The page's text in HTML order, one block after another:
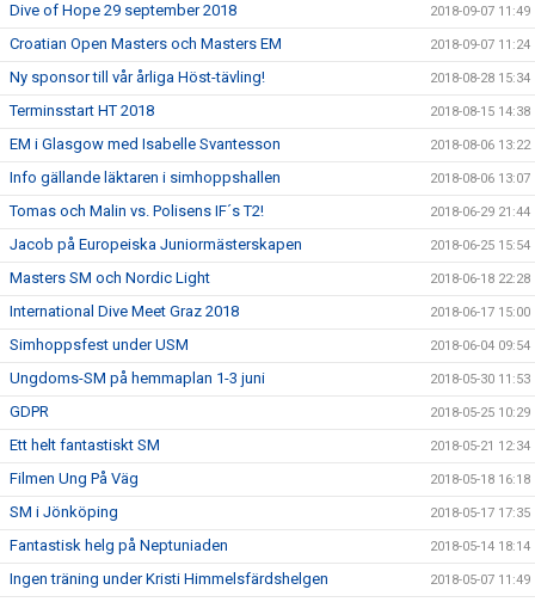
Dive of Hope 29 september 2018 2018-09-07 11:49
Croatian Open Masters och Masters EM 2018-09-07 11:24
Ny sponsor till vår årliga Höst-tävling! 2018-08-28 15:34
Terminsstart HT 2018 2018-08-15 14:38
EM i Glasgow med Isabelle Svantesson 2018-08-06 13:22
Info gällande läktaren i simhoppshallen 2018-08-06 13:07
Tomas och Malin vs. Polisens IF´s T2! 2018-06-29 21:44
Jacob på Europeiska Juniormästerskapen 2018-06-25 15:54
Masters SM och Nordic Light 2018-06-18 22:28
International Dive Meet Graz 2018 2018-06-17 15:00
Simhoppsfest under USM 2018-06-04 09:54
Ungdoms-SM på hemmaplan 1-3 juni 2018-05-30 11:53
GDPR 2018-05-25 10:29
Ett helt fantastiskt SM 2018-05-21 12:34
Filmen Ung På Väg 2018-05-18 16:18
SM i Jönköping 2018-05-17 17:35
Fantastisk helg på Neptuniaden 2018-05-14 18:14
Ingen träning under Kristi Himmelsfärdshelgen 2018-05-07 11:49